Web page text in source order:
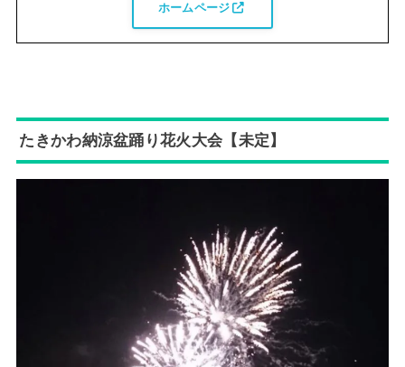
ホームページ
たきかわ納涼盆踊り花火大会【未定】